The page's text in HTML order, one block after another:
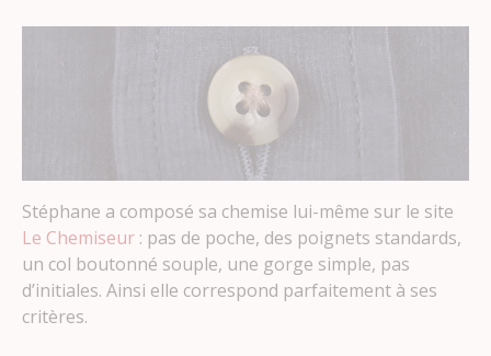
Stéphane a composé sa chemise lui-même sur le site
Le Chemiseur : pas de poche, des poignets standards,
un col boutonné souple, une gorge simple, pas
d’initiales. Ainsi elle correspond parfaitement à ses
critères.